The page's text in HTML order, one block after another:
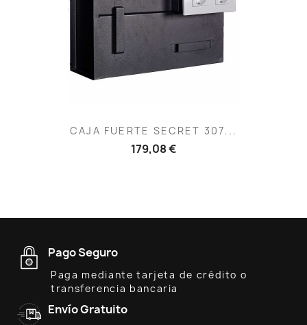
CAJA FUERTE SECRET 307...
179,08 €
Pago Seguro
Paga mediante tarjeta de crédito o
transferencia bancaria
Envío Gratuito